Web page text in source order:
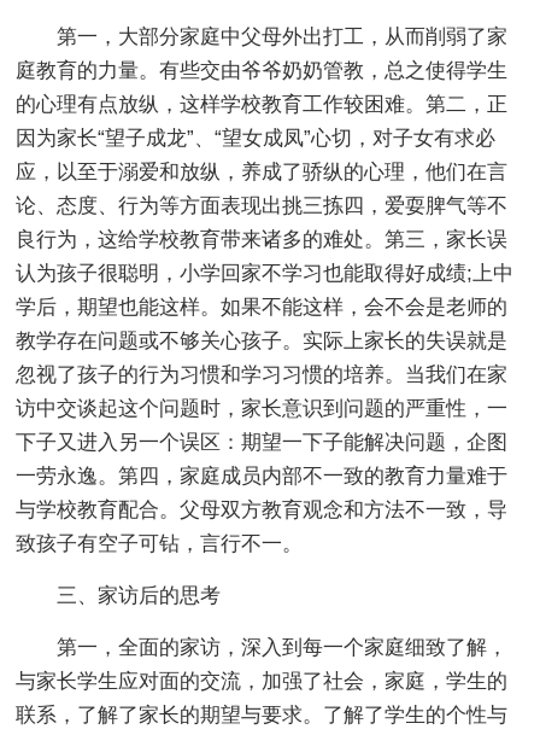
第一，大部分家庭中父母外出打工，从而削弱了家
庭教育的力量。有些交由爷爷奶奶管教，总之使得学生
的心理有点放纵，这样学校教育工作较困难。第二，正
因为家长“望子成龙”、“望女成凤”心切，对子女有求必
应，以至于溺爱和放纵，养成了骄纵的心理，他们在言
论、态度、行为等方面表现出挑三拣四，爱耍脾气等不
良行为，这给学校教育带来诸多的难处。第三，家长误
认为孩子很聪明，小学回家不学习也能取得好成绩;上中
学后，期望也能这样。如果不能这样，会不会是老师的
教学存在问题或不够关心孩子。实际上家长的失误就是
忽视了孩子的行为习惯和学习习惯的培养。当我们在家
访中交谈起这个问题时，家长意识到问题的严重性，一
下子又进入另一个误区：期望一下子能解决问题，企图
一劳永逸。第四，家庭成员内部不一致的教育力量难于
与学校教育配合。父母双方教育观念和方法不一致，导
致孩子有空子可钻，言行不一。
三、家访后的思考
第一，全面的家访，深入到每一个家庭细致了解，
与家长学生应对面的交流，加强了社会，家庭，学生的
联系，了解了家长的期望与要求。了解了学生的个性与